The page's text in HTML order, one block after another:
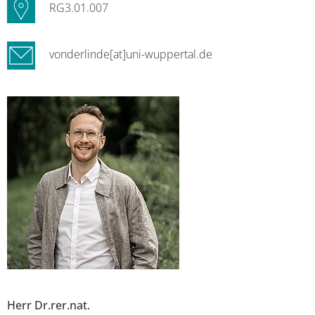
RG3.01.007
vonderlinde[at]uni-wuppertal.de
Herr Dr.rer.nat.